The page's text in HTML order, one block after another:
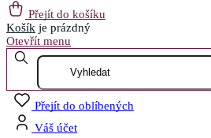
Přejít do košíku
Košík je prázdný
Otevřít menu
Přejít do oblíbených
Váš účet